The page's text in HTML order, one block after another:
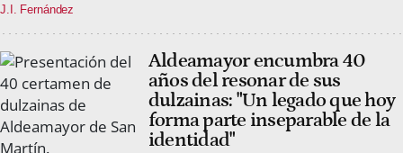
J.I. Fernández
Aldeamayor encumbra 40
años del resonar de sus
dulzainas: "Un legado que hoy
forma parte inseparable de la
identidad"